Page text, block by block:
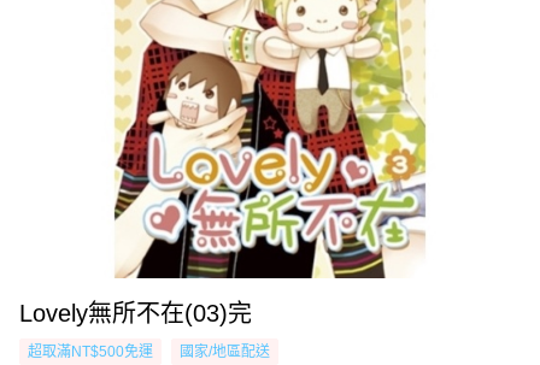
Lovely無所不在(03)完
超取滿NT$500免運 國家/地區配送